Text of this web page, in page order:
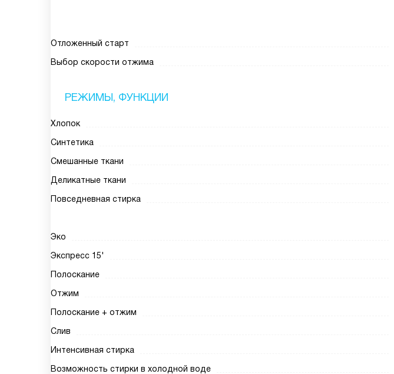
Отложенный старт
Выбор скорости отжима
РЕЖИМЫ, ФУНКЦИИ
Хлопок
Синтетика
Смешанные ткани
Деликатные ткани
Повседневная стирка
Эко
Экспресс 15'
Полоскание
Отжим
Полоскание + отжим
Слив
Интенсивная стирка
Возможность стирки в холодной воде